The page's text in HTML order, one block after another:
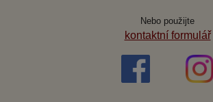
Nebo použijte
kontaktní formulář